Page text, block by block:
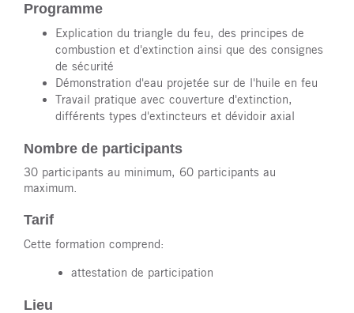
Programme
Explication du triangle du feu, des principes de
combustion et d'extinction ainsi que des consignes
de sécurité
Démonstration d'eau projetée sur de l'huile en feu
Travail pratique avec couverture d'extinction,
différents types d'extincteurs et dévidoir axial
Nombre de participants
30 participants au minimum, 60 participants au
maximum.
Tarif
Cette formation comprend:
attestation de participation
Lieu